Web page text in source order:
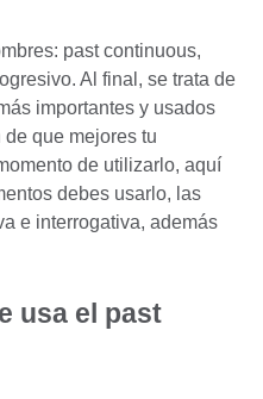
past continuous,
Al final, se trata de
importantes y usados
que mejores tu
de utilizarlo, aquí
debes usarlo, las
e interrogativa, además
usa el past